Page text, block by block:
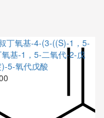
丁氧基-4-(3-((S)-1，5-
基-1，5-二氧代-2-戊
5-氧代戊酸